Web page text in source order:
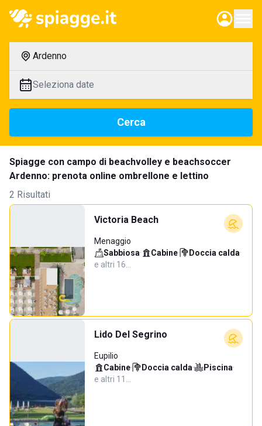
Ardenno
Seleziona date
Cerca
Spiagge con campo di beachvolley e beachsoccer
Ardenno: prenota online ombrellone e lettino
2 Risultati
Victoria Beach
Menaggio
Sabbiosa· Cabine· Doccia calda·
e altri 16…
Lido Del Segrino
Eupilio
Cabine· Doccia calda· Piscina·
e altri 11…